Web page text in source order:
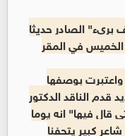
بريء" الصادر حديثا
في المقر
واعتبرت بوصفها
قدم الناقد الدكتور
قال فيها" انه يوما
كبير يتحفنا